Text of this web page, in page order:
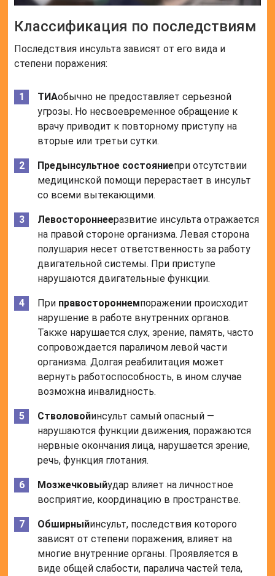
Классификация по последствиям
Последствия инсульта зависят от его вида и
степени поражения:
ТИАобычно не предоставляет серьезной
угрозы. Но несвоевременное обращение к
врачу приводит к повторному приступу на
вторые или третьи сутки.
Предынсультное состояниепри отсутствии
медицинской помощи перерастает в инсульт
со всеми вытекающими.
Левостороннееразвитие инсульта отражается
на правой стороне организма. Левая сторона
полушария несет ответственность за работу
двигательной системы. При приступе
нарушаются двигательные функции.
При правостороннемпоражении происходит
нарушение в работе внутренних органов.
Также нарушается слух, зрение, память, часто
сопровождается параличом левой части
организма. Долгая реабилитация может
вернуть работоспособность, в ином случае
возможна инвалидность.
Стволовойинсульт самый опасный —
нарушаются функции движения, поражаются
нервные окончания лица, нарушается зрение,
речь, функция глотания.
Мозжечковыйудар влияет на личностное
восприятие, координацию в пространстве.
Обширныйинсульт, последствия которого
зависят от степени поражения, влияет на
многие внутренние органы. Проявляется в
виде общей слабости, паралича частей тела,